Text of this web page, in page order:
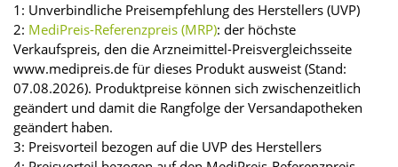
1: Unverbindliche Preisempfehlung des Herstellers (UVP)
2: MediPreis-Referenzpreis (MRP): der höchste
Verkaufspreis, den die Arzneimittel-Preisvergleichsseite
www.medipreis.de für dieses Produkt ausweist (Stand:
07.08.2026). Produktpreise können sich zwischenzeitlich
geändert und damit die Rangfolge der Versandapotheken
geändert haben.
3: Preisvorteil bezogen auf die UVP des Herstellers